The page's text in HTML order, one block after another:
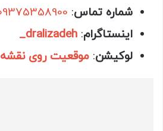
شماره تماس:
اینستاگرام:
dralizadeh_
لوکیشن: موقعیت روی نقشه